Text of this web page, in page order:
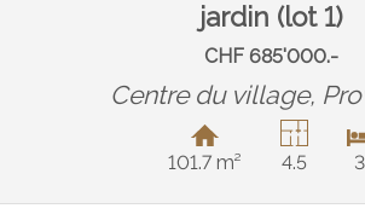
jardin (lot 1)
CHF 685'000.-
Centre du village,
101.7 m² 4.5 3